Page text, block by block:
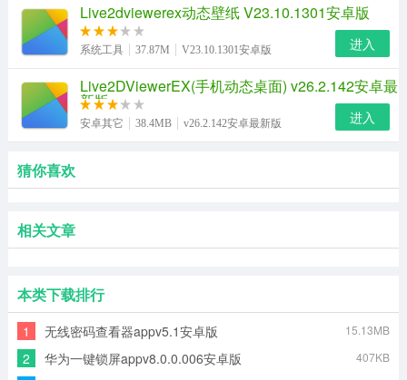
Live2dviewerex动态壁纸 V23.10.1301安卓版
系统工具 37.87M V23.10.1301安卓版 进入
Live2DViewerEX(手机动态桌面) v26.2.142安卓最
新版
安卓其它 38.4MB v26.2.142安卓最新版 进入
猜你喜欢
相关文章
本类下载排行
1 无线密码查看器appv5.1安卓版 15.13MB
2 华为一键锁屏appv8.0.0.006安卓版 407KB